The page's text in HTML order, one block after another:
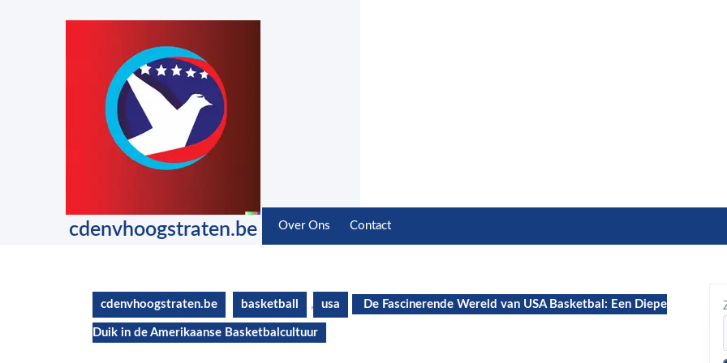
cdenvhoogstraten.be Over Ons Contact
cdenvhoogstraten.be basketball , usa De Fascinerende Wereld van USA Basketbal: Een Diepe
Duik in de Amerikaanse Basketbalcultuur